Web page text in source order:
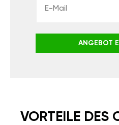
ANGEBOT
VORTEILE DES